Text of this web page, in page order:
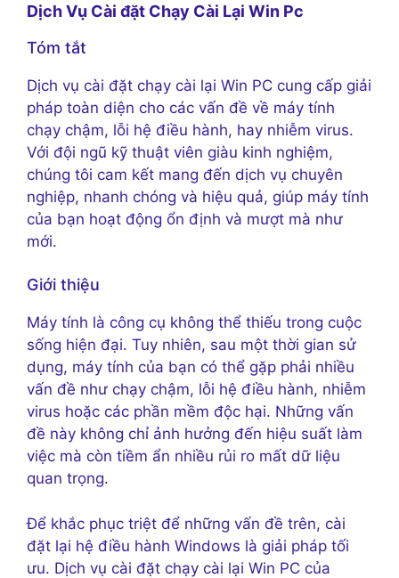
Dịch Vụ Cài đặt Chạy Cài Lại Win Pc
Tóm tắt
Dịch vụ cài đặt chạy cài lại Win PC cung cấp giải
pháp toàn diện cho các vấn đề về máy tính
chạy chậm, lỗi hệ điều hành, hay nhiễm virus.
Với đội ngũ kỹ thuật viên giàu kinh nghiệm,
chúng tôi cam kết mang đến dịch vụ chuyên
nghiệp, nhanh chóng và hiệu quả, giúp máy tính
của bạn hoạt động ổn định và mượt mà như
mới.
Giới thiệu
Máy tính là công cụ không thể thiếu trong cuộc
sống hiện đại. Tuy nhiên, sau một thời gian sử
dụng, máy tính của bạn có thể gặp phải nhiều
vấn đề như chạy chậm, lỗi hệ điều hành, nhiễm
virus hoặc các phần mềm độc hại. Những vấn
đề này không chỉ ảnh hưởng đến hiệu suất làm
việc mà còn tiềm ẩn nhiều rủi ro mất dữ liệu
quan trọng.
Để khắc phục triệt để những vấn đề trên, cài
đặt lại hệ điều hành Windows là giải pháp tối
ưu. Dịch vụ cài đặt chạy cài lại Win PC của